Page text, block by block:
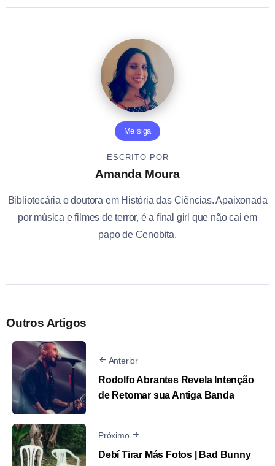
Me siga
ESCRITO POR
Amanda Moura
Bibliotecária e doutora em História das Ciências. Apaixonada
por música e filmes de terror, é a final girl que não cai em
papo de Cenobita.
Outros Artigos
Anterior
Rodolfo Abrantes Revela Intenção
de Retomar sua Antiga Banda
Próximo
Debí Tirar Más Fotos | Bad Bunny